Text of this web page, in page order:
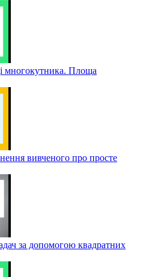
многокутника. Площа
вивченого про просте
за допомогою квадратних